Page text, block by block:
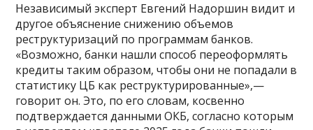
Независимый эксперт Евгений Надоршин видит и
другое объяснение снижению объемов
реструктуризаций по программам банков.
«Возможно, банки нашли способ переоформлять
кредиты таким образом, чтобы они не попадали в
статистику ЦБ как реструктурированные»,—
говорит он. Это, по его словам, косвенно
подтверждается данными ОКБ, согласно которым